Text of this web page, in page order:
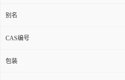
别名
CAS编号
包装